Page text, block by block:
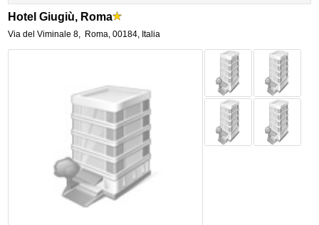
Hotel Giugiù, Roma
Via del Viminale 8, Roma,00184, Italia